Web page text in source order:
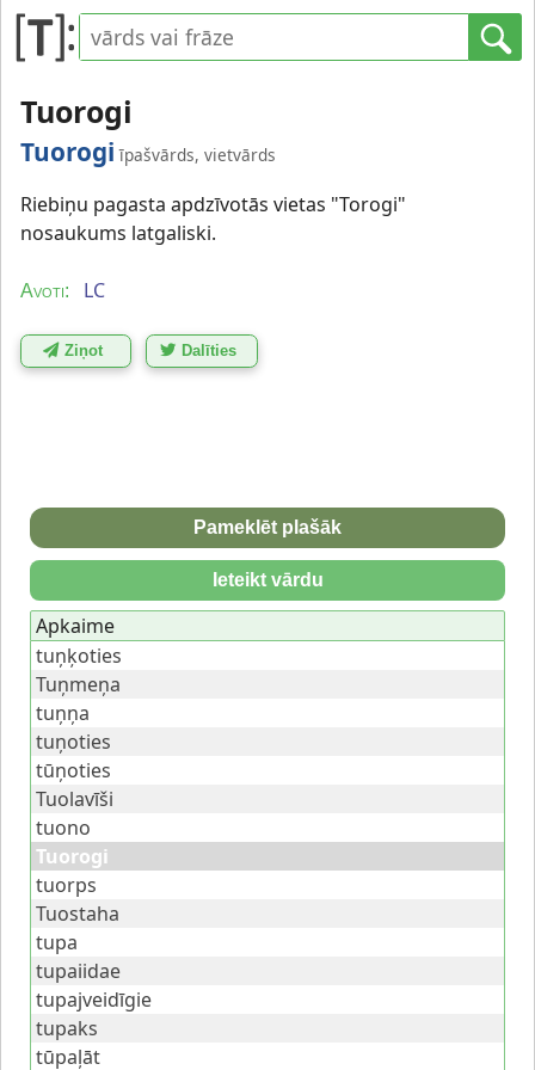
Tuorogi
Tuorogi īpašvārds, vietvārds
Riebiņu pagasta apdzīvotās vietas "Torogi"
nosaukums latgaliski.
Avoti: LC
Ziņot Dalīties
Pameklēt plašāk
Ieteikt vārdu
Apkaime
tuņķoties
Tuņmeņa
tuņņa
tuņoties
tūņoties
Tuolavīši
tuono
Tuorogi
tuorps
Tuostaha
tupa
tupaiidae
tupajveidīgie
tupaks
tūpaļāt